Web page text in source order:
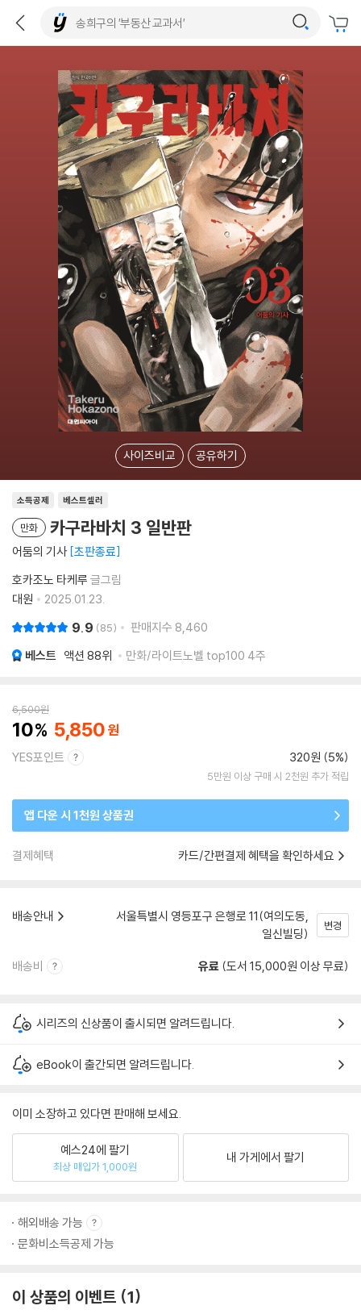
사이즈비교 공유하기
소득공제 베스트셀러
만화 카구라바치 3 일반판
어둠의 기사 초판종료
호카조노 타케루 글그림
대원
2025.01.23.
9.9 85 판매지수 8,460
베스트 액션 88위 만화/라이트노벨 top100 4주
6,500원
10 5,850
YES포인트 320원 (5%)
5만원 이상 구매 시 2천원 추가 적립
앱 다운 시 1천원 상품권
결제혜택 카드/간편결제 혜택을 확인하세요
배송안내
서울특별시 영등포구 은행로 11(여의도동,
일신빌딩)
변경
배송비 유료 (도서 15,000원 이상 무료)
시리즈의 신상품이 출시되면 알려드립니다.
eBook이 출간되면 알려드립니다.
이미 소장하고 있다면 판매해 보세요.
예스24에 팔기
최상 매입가 1,000원
내 가게에서 팔기
해외배송 가능
문화비소득공제 가능
이 상품의 이벤트 1